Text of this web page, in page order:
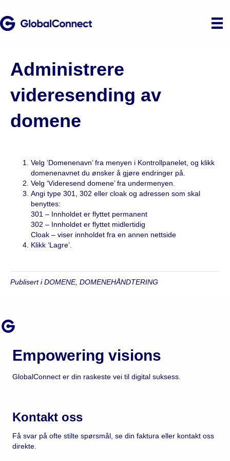
Administrere
videresending av
domene
Velg ‘Domenenavn’ fra menyen i Kontrollpanelet, og klikk
domenenavnet du ønsker å gjøre endringer på.
Velg ‘Videresend domene’ fra undermenyen.
Angi type 301, 302 eller cloak og adressen som skal
benyttes:
301 – Innholdet er flyttet permanent
302 – Innholdet er flyttet midlertidig
Cloak – viser innholdet fra en annen nettside
Klikk ‘Lagre’.
Publisert iDOMENE, DOMENEHÅNDTERING
Empowering visions
GlobalConnect er din raskeste vei til digital suksess.
Kontakt oss
Få svar på ofte stilte spørsmål, se din faktura eller kontakt oss
direkte.